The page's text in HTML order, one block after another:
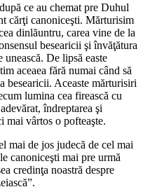
ce au chemat pre Duhul
cărţi canoniceşti. Mărturisim
dinlăuntru, carea vine de la
besearicii şi învăţătura
unească. De lipsă easte
aceaea fără numai când să
besearicii. Aceaste mărturisiri
lumina cea firească cu
îndreptarea şi
mai vârtos o pofteaşte.
mai de jos judecă de cel mai
canoniceşti mai pre urmă
credinţa noastră despre